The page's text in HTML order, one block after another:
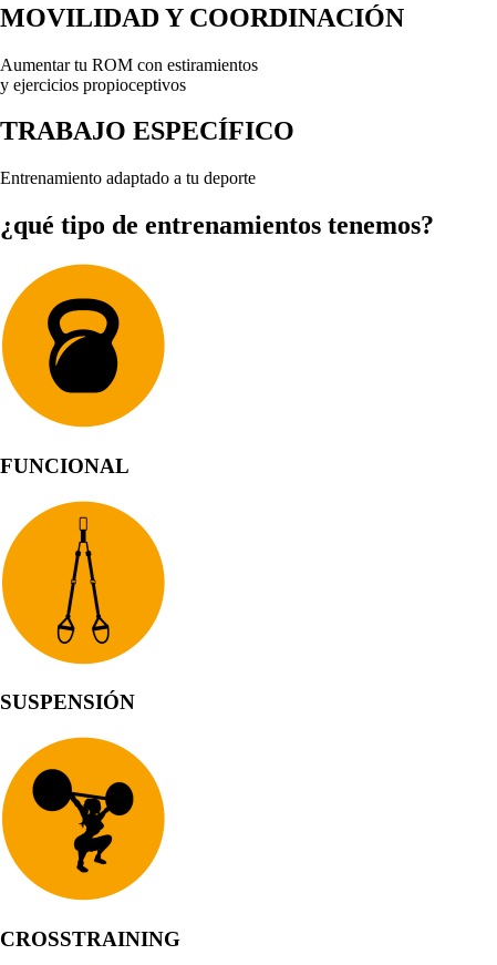
MOVILIDAD Y COORDINACIÓN
Aumentar tu ROM con estiramientos
y ejercicios propioceptivos
TRABAJO ESPECÍFICO
Entrenamiento adaptado a tu deporte
¿qué tipo de entrenamientos tenemos?
FUNCIONAL
SUSPENSIÓN
CROSSTRAINING